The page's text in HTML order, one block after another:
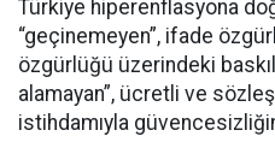
Türkiye hiperenflasyona
“geçinemeyen”, ifade
özgürlüğü üzerindeki
alamayan”, ücretli ve
istihdamıyla